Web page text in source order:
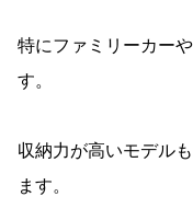
特にファミリーカー
す。
収納力が高いモデル
ます。